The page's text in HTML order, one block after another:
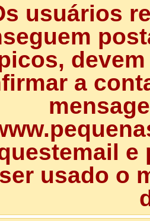
usuários
a
usado o